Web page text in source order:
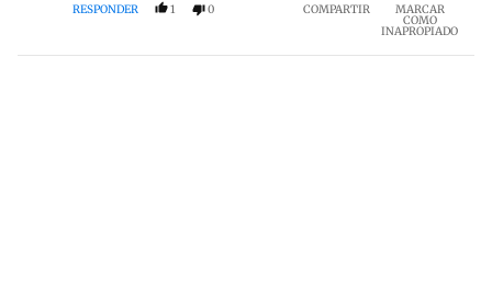
RESPONDER 1 0 COMPARTIR MARCAR
COMO
INAPROPIADO